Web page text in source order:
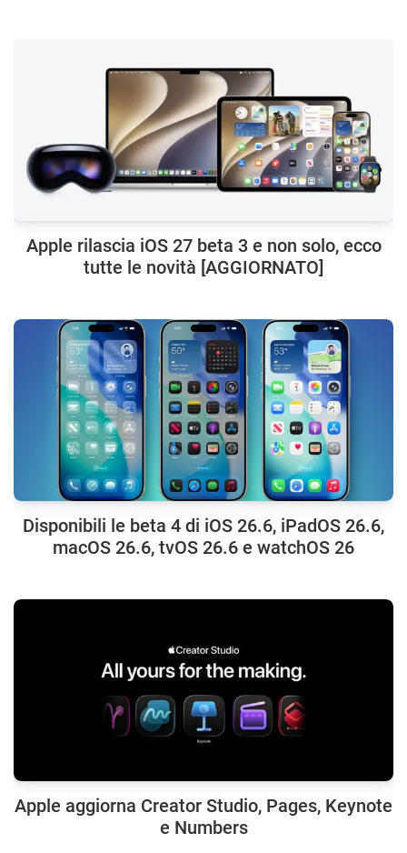
Apple rilascia iOS 27 beta 3 e non solo, ecco
tutte le novità [AGGIORNATO]
Disponibili le beta 4 di iOS 26.6, iPadOS 26.6,
macOS 26.6, tvOS 26.6 e watchOS 26
Apple aggiorna Creator Studio, Pages, Keynote
e Numbers